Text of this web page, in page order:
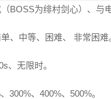
BOSS为绯村剑心）、与
、中等、困难、 非常困难
、无限时。
300%、400%、500%。